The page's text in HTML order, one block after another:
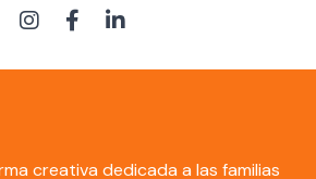
creativa dedicada a las familias